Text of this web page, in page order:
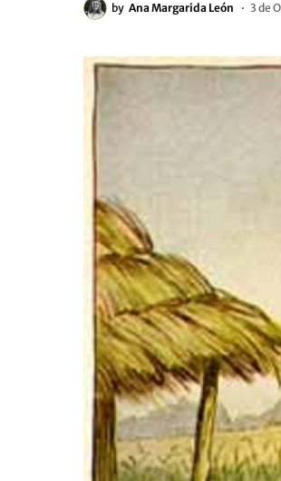
by Ana Margarida León 3 de